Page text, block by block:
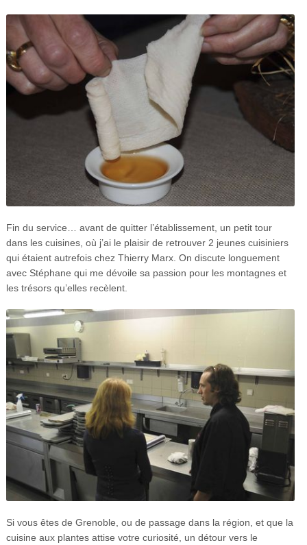
Fin du service… avant de quitter l’établissement, un petit tour
dans les cuisines, où j’ai le plaisir de retrouver 2 jeunes cuisiniers
qui étaient autrefois chez Thierry Marx. On discute longuement
avec Stéphane qui me dévoile sa passion pour les montagnes et
les trésors qu’elles recèlent.
Si vous êtes de Grenoble, ou de passage dans la région, et que la
cuisine aux plantes attise votre curiosité, un détour vers le